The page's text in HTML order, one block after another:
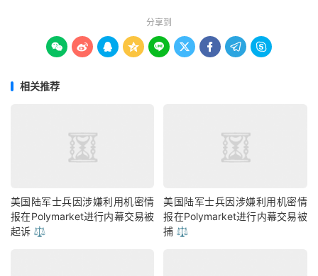
分享到
        
相关推荐
美国陆军士兵因涉嫌利用机密情
报在Polymarket进行内幕交易被
起诉 ⚖️
美国陆军士兵因涉嫌利用机密情
报在Polymarket进行内幕交易被
捕 ⚖️